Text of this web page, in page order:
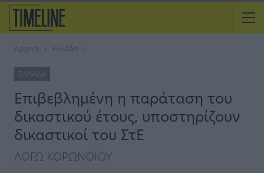
Αρχική Ελλάδα
ΕΛΛΆΔΑ
Επιβεβλημένη η παράταση του
δικαστικού έτους, υποστηρίζουν
δικαστικοί του ΣτΕ
ΛΟΓΩ ΚΟΡΩΝΟΪΟΥ